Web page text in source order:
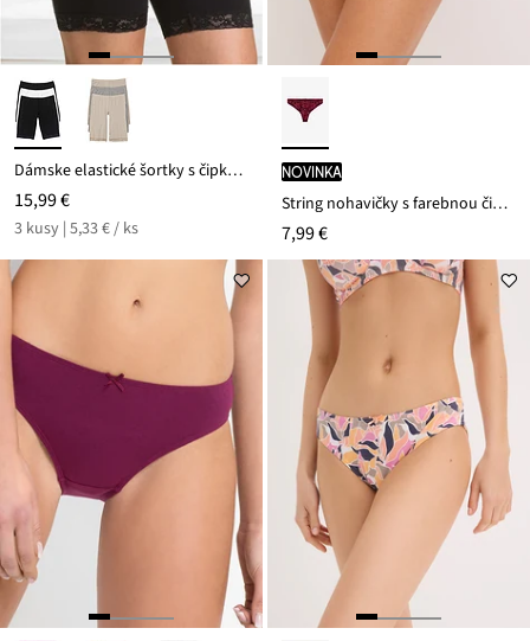
Dámske elastické šortky s čipkou (3 ks v balení)
15,99 €
3 kusy | 5,33 € / ks
novinka
String nohavičky s farebnou čipkou
7,99 €